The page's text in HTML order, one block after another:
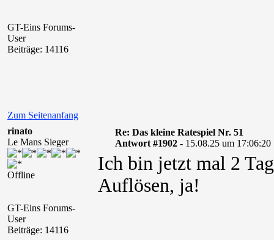
GT-Eins Forums-
User
Beiträge: 14116
Zum Seitenanfang
rinato
Le Mans Sieger
Offline
GT-Eins Forums-
User
Beiträge: 14116
Re: Das kleine Ratespiel Nr. 51
Antwort #1902 - 15.08.25 um 17:06:20
Ich bin jetzt mal 2
Auflösen, ja!